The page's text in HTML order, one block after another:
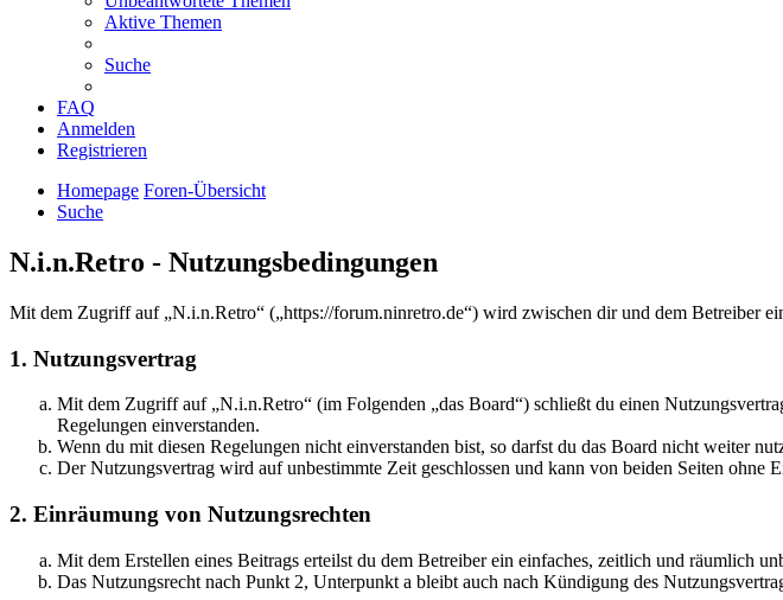
Aktive Themen
Suche
FAQ
Anmelden
Registrieren
Homepage Foren-Übersicht
Suche
N.i.n.Retro - Nutzungsbedingungen
Mit dem Zugriff auf „N.i.n.Retro“ („https://forum.ninretro.de“) wird zwischen dir und dem Betreiber
1. Nutzungsvertrag
Mit dem Zugriff auf „N.i.n.Retro“ (im Folgenden „das Board“) schließt du einen
Regelungen einverstanden.
Wenn du mit diesen Regelungen nicht einverstanden bist, so darfst du das Board nicht weiter
Der Nutzungsvertrag wird auf unbestimmte Zeit geschlossen und kann von beiden Seiten ohne
2. Einräumung von Nutzungsrechten
Mit dem Erstellen eines Beitrags erteilst du dem Betreiber ein einfaches, zeitlich und räumlich
Das Nutzungsrecht nach Punkt 2, Unterpunkt a bleibt auch nach Kündigung des